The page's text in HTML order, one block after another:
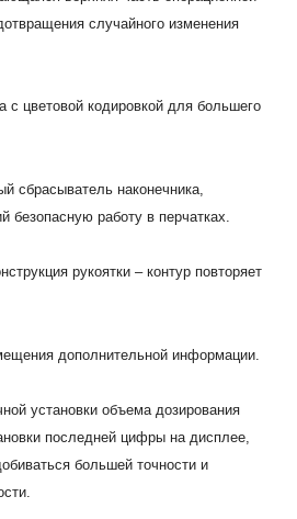
случайного изменения
с цветовой кодировкой для большего
сбрасыватель наконечника,
безопасную работу в перчатках.
рукоятки – контур повторяет
дополнительной информации.
установки объема дозирования
последней цифры на дисплее,
большей точности и